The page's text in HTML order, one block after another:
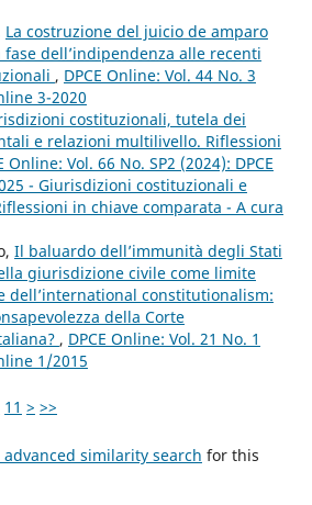
La costruzione del juicio de amparo
fase dell’indipendenza alle recenti
, DPCE Online: Vol. 44 No. 3
3-2020
costituzionali, tutela dei
e relazioni multilivello. Riflessioni
Online: Vol. 66 No. SP2 (2024): DPCE
- Giurisdizioni costituzionali e
in chiave comparata - A cura
Il baluardo dell’immunità degli Stati
giurisdizione civile come limite
dell’international constitutionalism:
della Corte
, DPCE Online: Vol. 21 No. 1
1/2015
11 > >>
similarity search for this